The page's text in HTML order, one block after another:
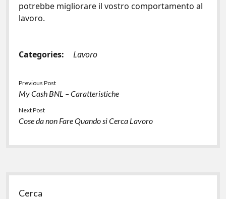
potrebbe migliorare il vostro comportamento al
lavoro.
Categories: Lavoro
Previous Post
My Cash BNL – Caratteristiche
Next Post
Cose da non Fare Quando si Cerca Lavoro
Sidebar
Cerca